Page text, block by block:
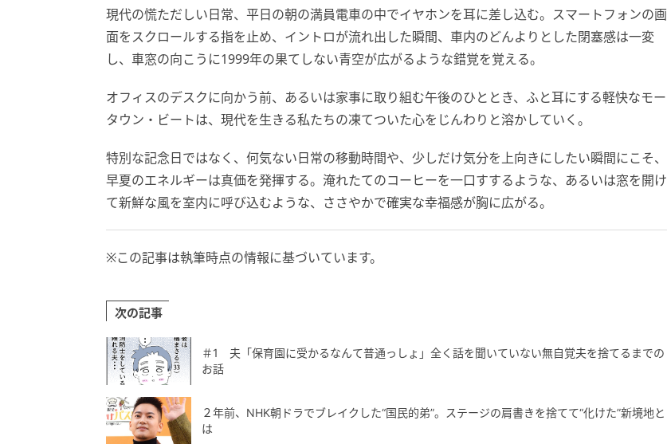
現代の慌ただしい日常、平日の朝の満員電車の中でイヤホンを耳に差し込む。スマートフォンの画
面をスクロールする指を止め、イントロが流れ出した瞬間、車内のどんよりとした閉塞感は一変
し、車窓の向こうに1999年の果てしない青空が広がるような錯覚を覚える。
オフィスのデスクに向かう前、あるいは家事に取り組む午後のひととき、ふと耳にする軽快なモー
タウン・ビートは、現代を生きる私たちの凍てついた心をじんわりと溶かしていく。
特別な記念日ではなく、何気ない日常の移動時間や、少しだけ気分を上向きにしたい瞬間にこそ、
早夏のエネルギーは真価を発揮する。淹れたてのコーヒーを一口すするような、あるいは窓を開け
て新鮮な風を室内に呼び込むような、ささやかで確実な幸福感が胸に広がる。
※この記事は執筆時点の情報に基づいています。
次の記事
＃1 夫「保育園に受かるなんて普通っしょ」全く話を聞いていない無自覚夫を捨てるまでの
お話
２年前、NHK朝ドラでブレイクした“国民的弟”。ステージの肩書きを捨てて“化けた”新境地と
は